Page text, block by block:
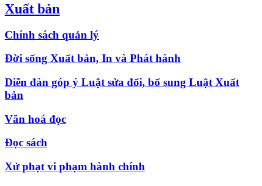
Xuất bản
Chính sách quản lý
Đời sống Xuất bản, In và Phát hành
Diễn đàn góp ý Luật sửa đổi, bổ sung Luật Xuất
bản
Văn hoá đọc
Đọc sách
Xử phạt vi phạm hành chính